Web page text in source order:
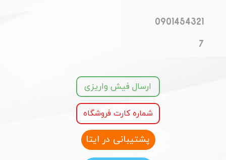
0901454321
7
ارسال فیش واریزی
شماره کارت فروشگاه
پشتیبانی در ایتا